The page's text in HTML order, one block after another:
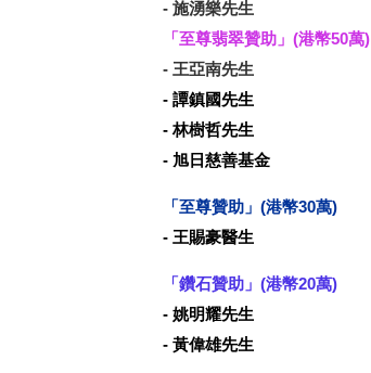
- 施湧樂先生
「至尊翡翠贊助」(港幣50萬)
- 王亞南先生
- 譚鎮國先生
- 林樹哲先生
- 旭日慈善基金
「至尊贊助 」(港幣30萬)
- 王賜豪醫生
「鑽石贊助 」(港幣20萬)
- 姚明耀先生
- 黃偉雄先生